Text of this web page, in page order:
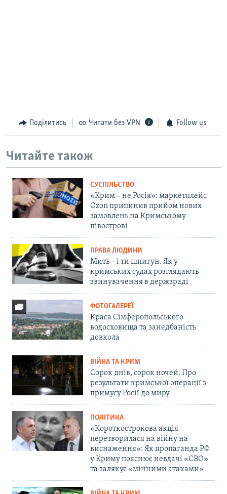
Поділитись Читати без VPN Follow us
Читайте також
СУСПІЛЬСТВО
«Крим – не Росія»: маркетплейс
Ozon припинив прийом нових
замовлень на Кримському
півострові
ПРАВА ЛЮДИНИ
Мить – і ти шпигун. Як у
кримських судах розглядають
звинувачення в держзраді
ФОТОГАЛЕРЕЇ
Краса Сімферопольського
водосховища та занедбаність
довкола
ВІЙНА ТА КРИМ
Сорок днів, сорок ночей. Про
результати кримської операції з
примусу Росії до миру
ПОЛІТИКА
«Короткострокова акція
перетворилася на війну на
виснаження»: Як пропаганда РФ
у Криму пояснює невдачі «СВО»
та залякує «мінними атаками»